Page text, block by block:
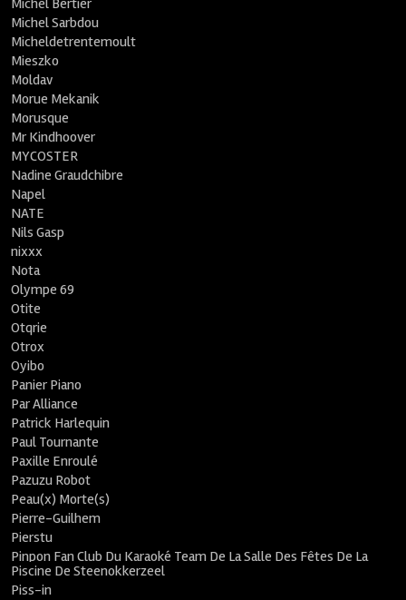
Michel Bertier
Michel Sarbdou
Micheldetrentemoult
Mieszko
Moldav
Morue Mekanik
Morusque
Mr Kindhoover
MYCOSTER
Nadine Graudchibre
Napel
NATE
Nils Gasp
nixxx
Nota
Olympe 69
Otite
Otqrie
Otrox
Oyibo
Panier Piano
Par Alliance
Patrick Harlequin
Paul Tournante
Paxille Enroulé
Pazuzu Robot
Peau(x) Morte(s)
Pierre-Guilhem
Pierstu
Pinpon Fan Club Du Karaoké Team De La Salle Des Fêtes De La
Piscine De Steenokkerzeel
Piss-in